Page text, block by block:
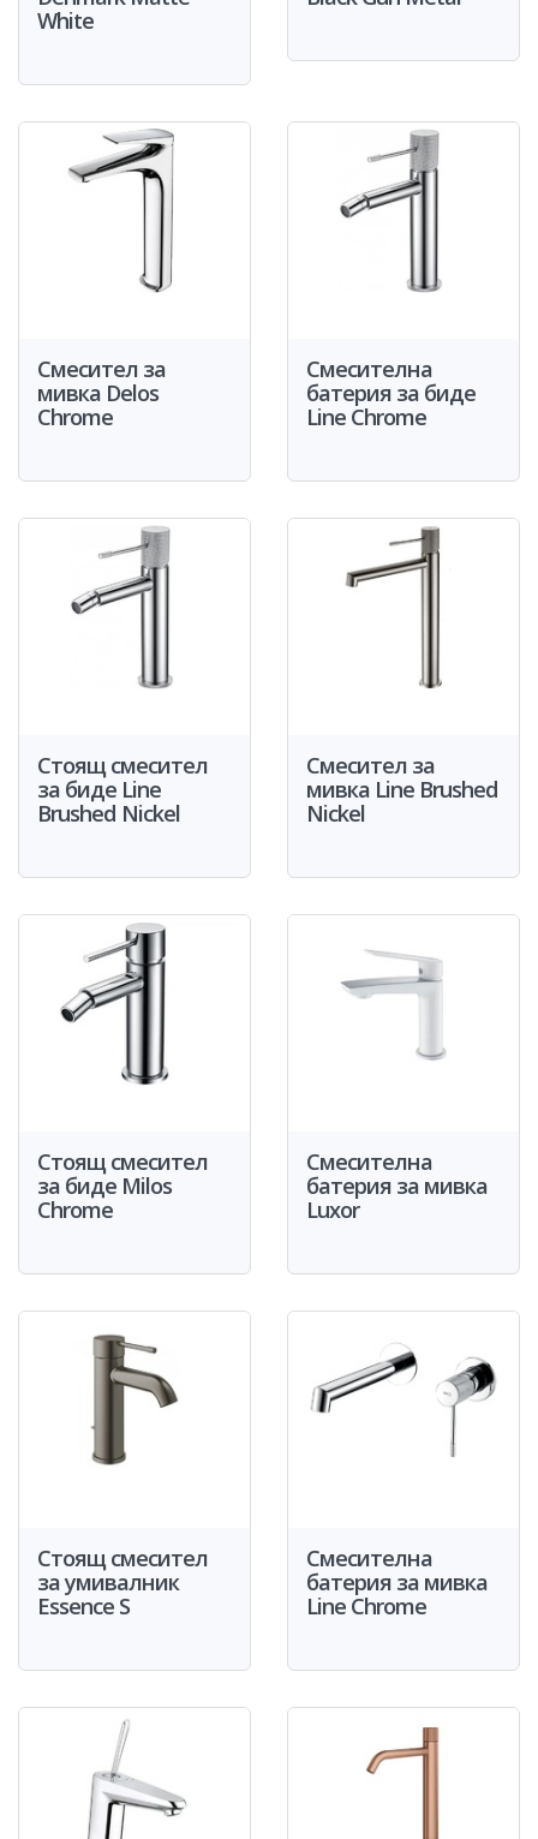
White
Смесител за
мивка Delos
Chrome
Смесителна
батерия за биде
Line Chrome
Стоящ смесител
за биде Line
Brushed Nickel
Смесител за
мивка Line Brushed
Nickel
Стоящ смесител
за биде Milos
Chrome
Смесителна
батерия за мивка
Luxor
Стоящ смесител
за умивалник
Essence S
Смесителна
батерия за мивка
Line Chrome